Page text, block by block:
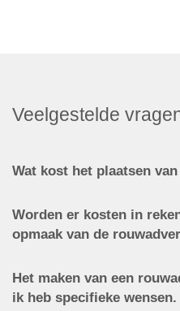
Veelgestelde
Wat kost het plaatsen
Worden er kosten in
opmaak van de
Het maken van een
ik heb specifieke